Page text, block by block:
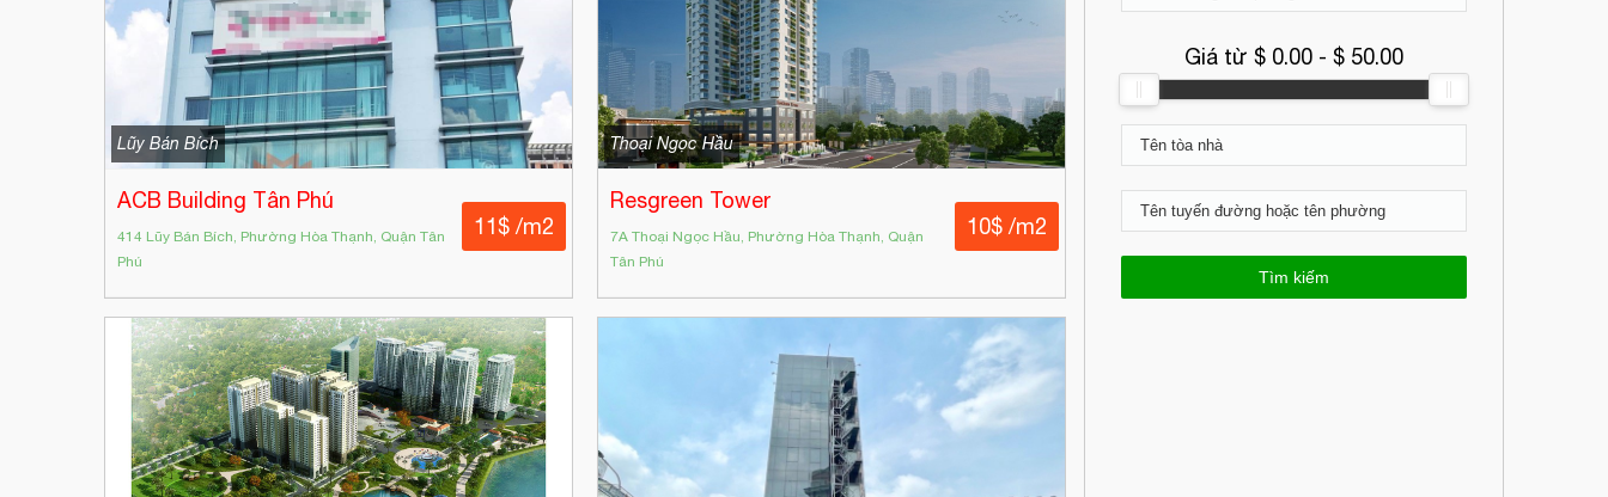
Giá từ $ 0.00 - $ 50.00
Lũy Bán Bích
ACB Building Tân Phú
414 Lũy Bán Bích, Phường Hòa Thạnh, Quận Tân
Phú
11$ /m2
Thoại Ngọc Hầu
Resgreen Tower
7A Thoại Ngọc Hầu, Phường Hòa Thạnh, Quận
Tân Phú
10$ /m2